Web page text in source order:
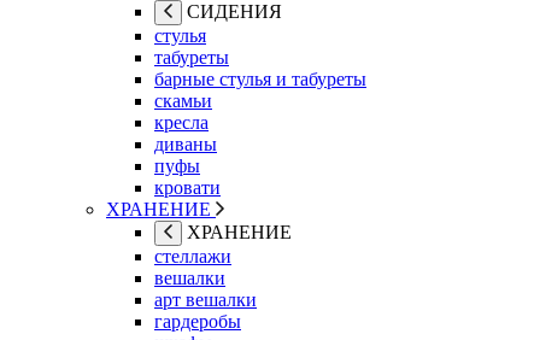
СИДЕНИЯ
стулья
табуреты
барные стулья и табуреты
скамьи
кресла
диваны
пуфы
кровати
ХРАНЕНИЕ
ХРАНЕНИЕ
стеллажи
вешалки
арт вешалки
гардеробы